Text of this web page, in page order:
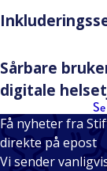
Sårbare
digitale
Få nyheter fra
direkte på epost
Vi sender